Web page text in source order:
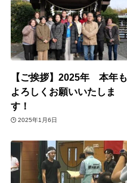
【ご挨拶】2025年 本年も
よろしくお願いいたしま
す！
2025年1月6日